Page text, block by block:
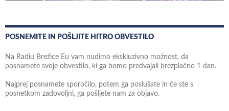
POSNEMITE IN POŠLJITE HITRO OBVESTILO
Na Radiu Brežice Eu vam nudimo ekskluzivno možnost, da
posnamete svoje obvestilo, ki ga bomo predvajali brezplačno 1 dan.
Najprej posnamete sporočilo, potem ga poslušate in če ste s
posnetkom zadovoljni, ga pošljete nam za objavo.